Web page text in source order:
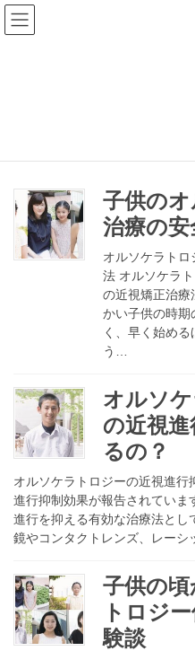
コ
ン
ッ
ナ
ビ
移
子供の
治療の
オルソケラトロ
法 オルソケラ
の近視矯正治療
かい子供の時期
く、早く始め
う…
オルソ
の近視
るの？
オルソケラトロジーの近視進行
進行抑制効果が報告されていま
進行を抑える有効な治療法とし
鏡やコンタクトレンズ、レーシ
子供の
トロジ
験談